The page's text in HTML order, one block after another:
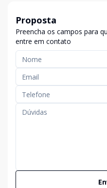
Proposta
Preencha os campos para
entre em contato